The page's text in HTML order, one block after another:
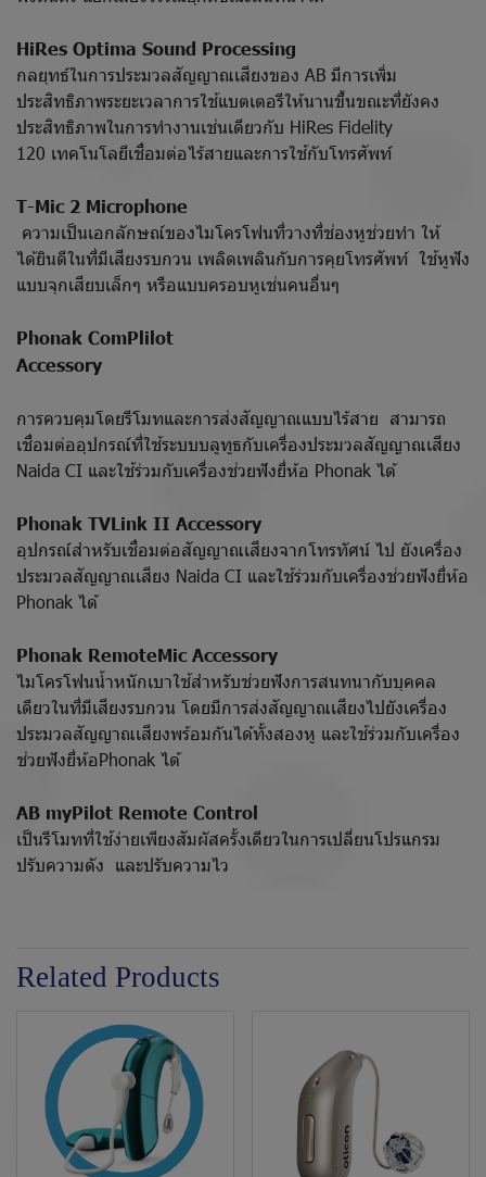
HiRes Optima Sound Processing
กลยุทธ์ในการประมวลสัญญาณเสียงของ AB มีการเพิ่ม
ประสิทธิภาพระยะเวลาการใช้แบตเตอรีให้นานขึ้นขณะที่ยังคง
ประสิทธิภาพในการทำงานเช่นเดียวกับ HiRes Fidelity
120 เทคโนโลยีเชื่อมต่อไร้สายและการใช้กับโทรศัพท์
T-Mic 2 Microphone
ความเป็นเอกลักษณ์ของไมโครโฟนที่วางที่ช่องหูช่วยทำ ให้
ได้ยินดีในที่มีเสียงรบกวน เพลิดเพลินกับการคุยโทรศัพท์ ใช้หูฟัง
แบบจุกเสียบเล็กๆ หรือแบบครอบหูเช่นคนอื่นๆ
Phonak ComPlilot
Accessory
การควบคุมโดยรีโมทและการส่งสัญญาณแบบไร้สาย สามารถ
เชื่อมต่ออุปกรณ์ที่ใช้ระบบบลูทูธกับเครื่องประมวลสัญญาณเสียง
Naida CI และใช้ร่วมกับเครื่องช่วยฟังยี่ห้อ Phonak ได้
Phonak TVLink II Accessory
อุปกรณ์สำหรับเชื่อมต่อสัญญาณเสียงจากโทรทัศน์ ไป ยังเครื่อง
ประมวลสัญญาณเสียง Naida CI และใช้ร่วมกับเครื่องช่วยฟังยี่ห้อ
Phonak ได้
Phonak RemoteMic Accessory
ไมโครโฟนน้ำหนักเบาใช้สำหรับช่วยฟังการสนทนากับบุคคล
เดียวในที่มีเสียงรบกวน โดยมีการส่งสัญญาณเสียงไปยังเครื่อง
ประมวลสัญญาณเสียงพร้อมกันได้ทั้งสองหู และใช้ร่วมกับเครื่อง
ช่วยฟังยี่ห้อPhonak ได้
AB myPilot Remote Control
เป็นรีโมทที่ใช้ง่ายเพียงสัมผัสครั้งเดียวในการเปลี่ยนโปรแกรม
ปรับความดัง และปรับความไว
Related Products